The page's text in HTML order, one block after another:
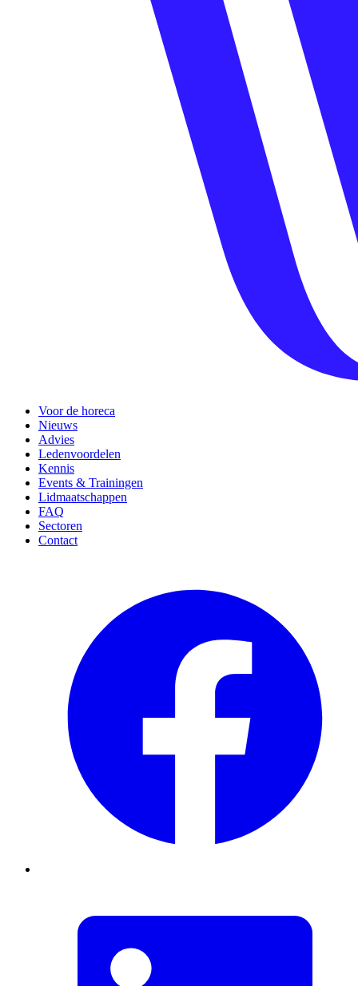
Voor de horeca
Nieuws
Advies
Ledenvoordelen
Kennis
Events & Trainingen
Lidmaatschappen
FAQ
Sectoren
Contact